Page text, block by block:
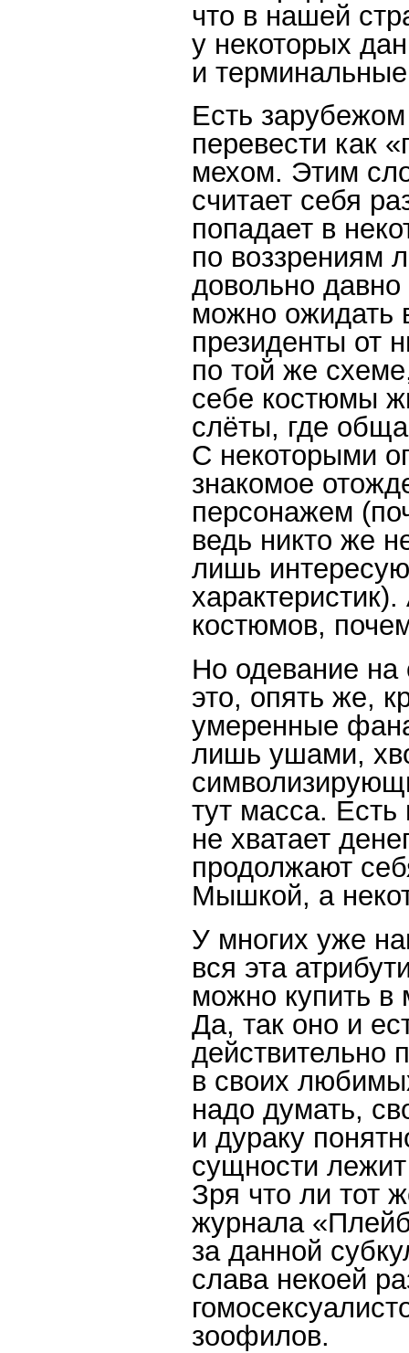
что в нашей
у некоторых
и
Есть
перевести как
мехом. Этим
считает себя
попадает в
по воззрениям
довольно
можно ожидать
президенты от
по той же
себе костюмы
слёты, где
С некоторыми
знакомое
персонажем
ведь никто же
лишь
костюмов,
Но одевание на
это, опять же,
умеренные
лишь ушами,
тут масса.
не хватает
продолжают
Мышкой, а
У многих уже
вся эта
можно купить в
Да, так оно и
действительно
в своих
надо думать,
и дураку
сущности
Зря что ли тот
журнала
за данной
слава некоей
зоофилов.